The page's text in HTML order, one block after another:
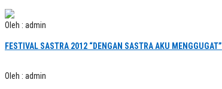
Oleh : admin
FESTIVAL SASTRA 2012 “DENGAN SASTRA AKU MENGGUGAT”
Oleh : admin